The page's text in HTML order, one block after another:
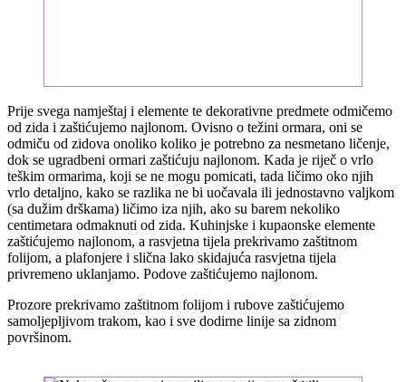
Prije svega namještaj i elemente te dekorativne predmete odmičemo
od zida i zaštićujemo najlonom. Ovisno o težini ormara, oni se
odmiču od zidova onoliko koliko je potrebno za nesmetano ličenje,
dok se ugradbeni ormari zaštićuju najlonom. Kada je riječ o vrlo
teškim ormarima, koji se ne mogu pomicati, tada ličimo oko njih
vrlo detaljno, kako se razlika ne bi uočavala ili jednostavno valjkom
(sa dužim drškama) ličimo iza njih, ako su barem nekoliko
centimetara odmaknuti od zida. Kuhinjske i kupaonske elemente
zaštićujemo najlonom, a rasvjetna tijela prekrivamo zaštitnom
folijom, a plafonjere i slična lako skidajuća rasvjetna tijela
privremeno uklanjamo. Podove zaštićujemo najlonom.
Prozore prekrivamo zaštitnom folijom i rubove zaštićujemo
samoljepljivom trakom, kao i sve dodirne linije sa zidnom
površinom.